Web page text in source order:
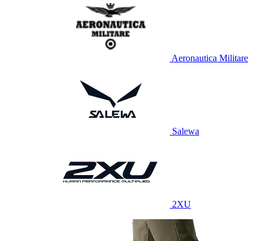
Aeronautica Militare
Salewa
2XU